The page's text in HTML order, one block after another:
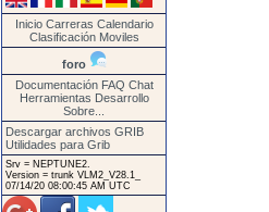
Inicio Carreras Calendario
Clasificación Moviles
foro
Documentación FAQ Chat
Herramientas Desarrollo
Sobre...
Descargar archivos GRIB
Utilidades para Grib
Srv = NEPTUNE2.
Version = trunk VLM2_V28.1_
07/14/20 08:00:45 AM UTC